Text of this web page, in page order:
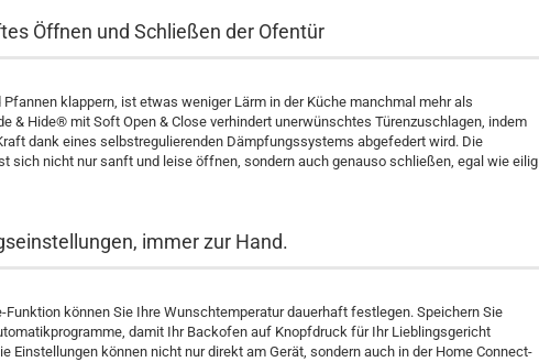
Öffnen und Schließen der Ofentür
Pfannen klappern, ist etwas weniger Lärm in der Küche manchmal mehr als
& Hide® mit Soft Open & Close verhindert unerwünschtes Türenzuschlagen, indem
dank eines selbstregulierenden Dämpfungssystems abgefedert wird. Die
sich nicht nur sanft und leise öffnen, sondern auch genauso schließen, egal wie eilig
immer zur Hand.
Funktion können Sie Ihre Wunschtemperatur dauerhaft festlegen. Speichern Sie
damit Ihr Backofen auf Knopfdruck für Ihr Lieblingsgericht
Einstellungen können nicht nur direkt am Gerät, sondern auch in der Home Connect-